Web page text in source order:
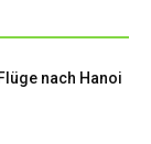
nach Hanoi